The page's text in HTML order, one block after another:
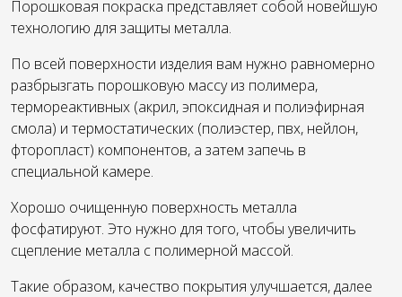
Порошковая покраска представляет собой новейшую
технологию для защиты металла.
По всей поверхности изделия вам нужно равномерно
разбрызгать порошковую массу из полимера,
термореактивных (акрил, эпоксидная и полиэфирная
смола) и термостатических (полиэстер, пвх, нейлон,
фторопласт) компонентов, а затем запечь в
специальной камере.
Хорошо очищенную поверхность металла
фосфатируют. Это нужно для того, чтобы увеличить
сцепление металла с полимерной массой.
Такие образом, качество покрытия улучшается, далее